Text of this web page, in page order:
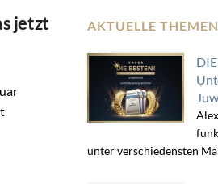
jetzt
AKTUELLE THEMEN
unter verschiedensten